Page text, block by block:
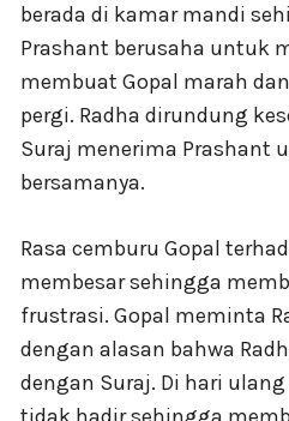
berada di kamar mandi
Prashant berusaha untuk
membuat Gopal marah
pergi. Radha dirundung
Suraj menerima Prashant
bersamanya.
Rasa cemburu Gopal
membesar sehingga
frustrasi. Gopal meminta
dengan alasan bahwa
dengan Suraj. Di hari